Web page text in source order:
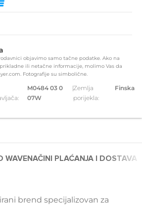
objavimo samo tačne podatke. Ako na
ili netačne informacije, molimo Vas da
Fotografije su simbolične.
M0484 03 0
07W
|Zemlja
porijekla:
Finska
WAVENAČINI PLAĆANJA I DOSTAVA
brend specijalizovan za